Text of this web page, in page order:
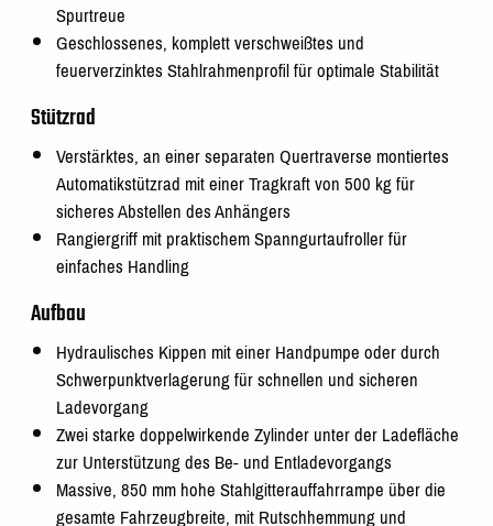
Spurtreue
Geschlossenes, komplett verschweißtes und
feuerverzinktes Stahlrahmenprofil für optimale Stabilität
Stützrad
Verstärktes, an einer separaten Quertraverse montiertes
Automatikstützrad mit einer Tragkraft von 500 kg für
sicheres Abstellen des Anhängers
Rangiergriff mit praktischem Spanngurtaufroller für
einfaches Handling
Aufbau
Hydraulisches Kippen mit einer Handpumpe oder durch
Schwerpunktverlagerung für schnellen und sicheren
Ladevorgang
Zwei starke doppelwirkende Zylinder unter der Ladefläche
zur Unterstützung des Be- und Entladevorgangs
Massive, 850 mm hohe Stahlgitterauffahrrampe über die
gesamte Fahrzeugbreite, mit Rutschhemmung und